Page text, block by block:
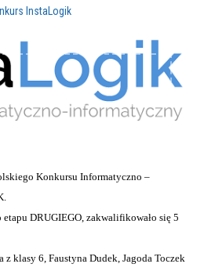
InstaLogik
Konkursu Informatyczno –
DRUGIEGO, zakwalifikowało się 5
klasy 6, Faustyna Dudek, Jagoda Toczek